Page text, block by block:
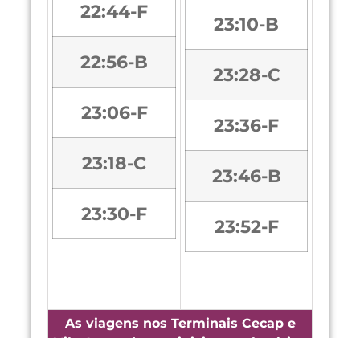
22:44-F
22:56-B
23:06-F
23:18-C
23:30-F
23:10-B
23:28-C
23:36-F
23:46-B
23:52-F
As viagens nos Terminais Cecap e